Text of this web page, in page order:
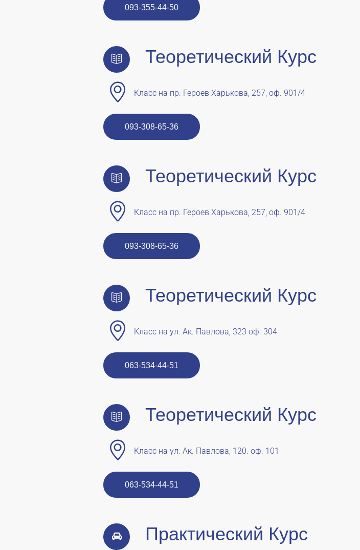
093-355-44-50
Теоретический Курс
Класс на пр. Героев Харькова, 257, оф. 901/4
093-308-65-36
Теоретический Курс
Класс на пр. Героев Харькова, 257, оф. 901/4
093-308-65-36
Теоретический Курс
Класс на ул. Ак. Павлова, 323 оф. 304
063-534-44-51
Теоретический Курс
Класс на ул. Ак. Павлова, 120. оф. 101
063-534-44-51
Практический Курс